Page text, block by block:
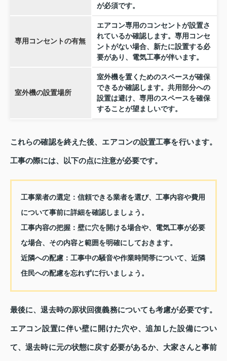
が必須です。
専用コンセントの有無
エアコン専用のコンセントが設置さ
れているか確認します。専用コンセ
ントがない場合、新たに設置する必
要があり、電気工事が伴います。
室外機の設置場所
室外機を置くためのスペースが確保
できるか確認します。共用部分への
設置は避け、専用のスペースを確保
することが望ましいです。
これらの確認を終えた後、エアコンの設置工事を行います。
工事の際には、以下の点に注意が必要です。
工事業者の選定： 信頼できる業者を選び、工事内容や費用
について事前に詳細を確認しましょう。
工事内容の把握： 壁に穴を開ける場合や、電気工事が必要
な場合、その内容と範囲を明確にしておきます。
近隣への配慮： 工事中の騒音や作業時間帯について、近隣
住民への配慮を忘れずに行いましょう。
最後に、退去時の原状回復義務についても考慮が必要です。
エアコン設置に伴い壁に開けた穴や、追加した設備につい
て、退去時に元の状態に戻す必要があるか、大家さんと事前